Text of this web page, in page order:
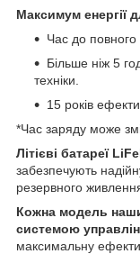
Максимум енергії
Час до повного
Більше ніж 5
техніки.
15 років
*Час заряду може
Літієві батареї
забезпечують
резервного живлення
Кожна модель
системою
максимальну